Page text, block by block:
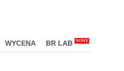
WYCENA BR LAB NOWE